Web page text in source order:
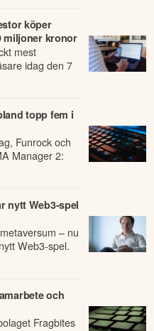
köper
miljoner kronor
mest
idag den 7
köper
topp fem i
Funrock och
Manager 2:
nytt Web3-spel
– nu
Web3-spel.
och
Fragbites